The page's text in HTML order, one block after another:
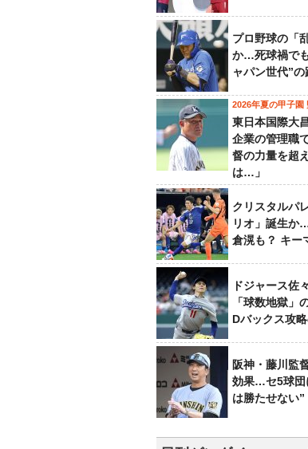
プロ野球の「
か…死球禍で
ャパン世代”
2026年夏の甲子園
東日本国際大
企業の管理職
督の力量を超
は…」
クリスタルパ
リオ」誕生か
倉滉も？ キー
ドジャース佐
「球数地獄
Dバックス攻
阪神・藤川監
効果…セ5球団
は勝たせない”